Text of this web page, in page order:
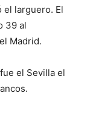
el larguero. El
39 al
Madrid.
el Sevilla el